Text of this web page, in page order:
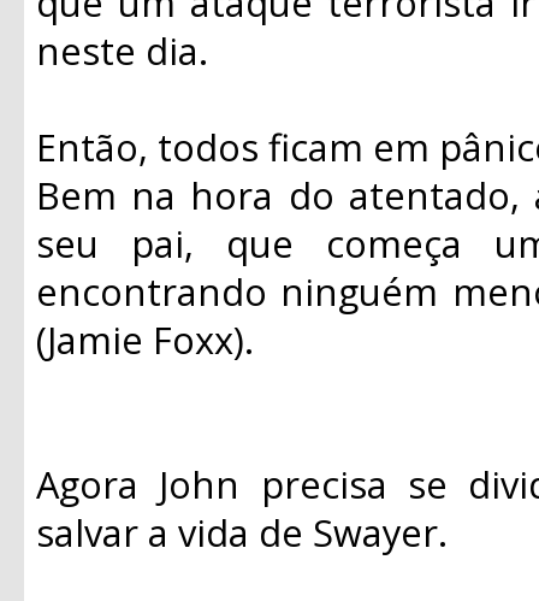
neste dia.
Então, todos ficam em
Bem na hora do
seu pai, que começa
encontrando ninguém
(Jamie Foxx).
Agora John precisa se
salvar a vida de Swayer.